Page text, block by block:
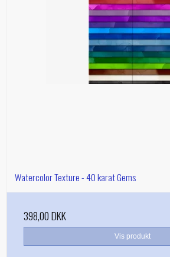
Watercolor Texture - 40 karat Gems
398,00 DKK
Vis produkt